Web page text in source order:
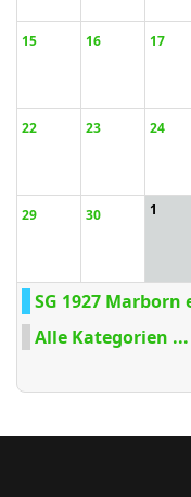
15 16 17
22 23 24
29 30 1
SG 1927 Marborn
Alle Kategorien ...